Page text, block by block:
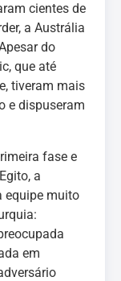
cientes de
a Austrália
do
que até
tiveram mais
e dispuseram
fase e
a
equipe muito
em